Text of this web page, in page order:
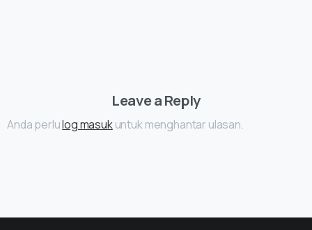
Leave a Reply
Anda perlulog masukuntuk menghantar ulasan.